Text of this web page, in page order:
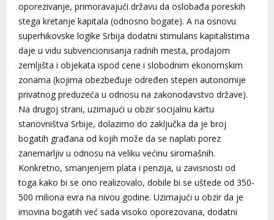
oporezivanje, primoravajući državu da oslobađa poreskih
stega kretanje kapitala (odnosno bogate). A na osnovu
superhikovske logike Srbija dodatni stimulans kapitalistima
daje u vidu subvencionisanja radnih mesta, prodajom
zemljišta i objekata ispod cene i slobodnim ekonomskim
zonama (kojima obezbeđuje određen stepen autonomije
privatnog preduzeća u odnosu na zakonodavstvo države).
Na drugoj strani, uzimajući u obzir socijalnu kartu
stanovništva Srbije, dolazimo do zaključka da je broj
bogatih građana od kojih može da se naplati porez
zanemarljiv u odnosu na veliku većinu siromašnih.
Konkretno, smanjenjem plata i penzija, u zavisnosti od
toga kako bi se ono realizovalo, dobile bi se uštede od 350-
500 miliona evra na nivou godine. Uzimajući u obzir da je
imovina bogatih već sada visoko oporezovana, dodatni